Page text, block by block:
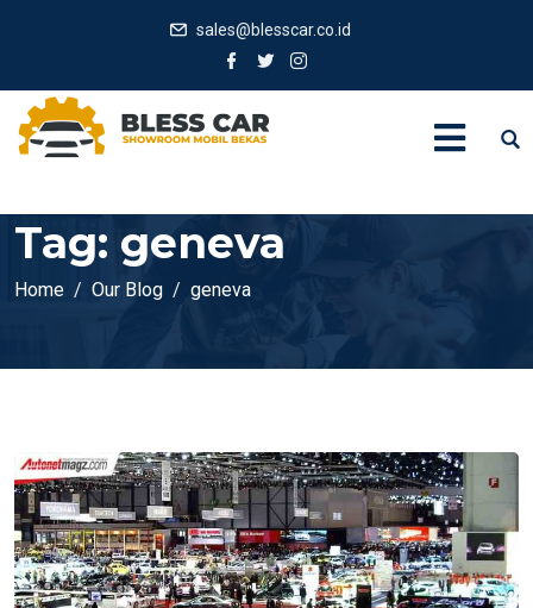
sales@blesscar.co.id
Tag: geneva
Home Our Blog geneva